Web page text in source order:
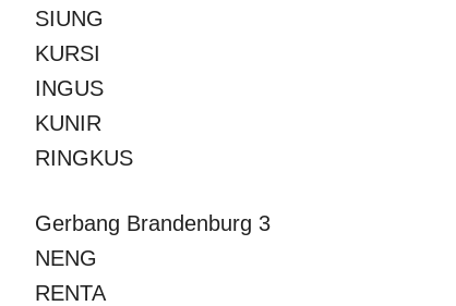
SIUNG
KURSI
INGUS
KUNIR
RINGKUS
Gerbang Brandenburg 3
NENG
RENTA